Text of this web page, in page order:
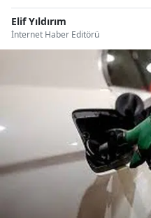
Elif Yıldırım
İnternet Haber Editörü